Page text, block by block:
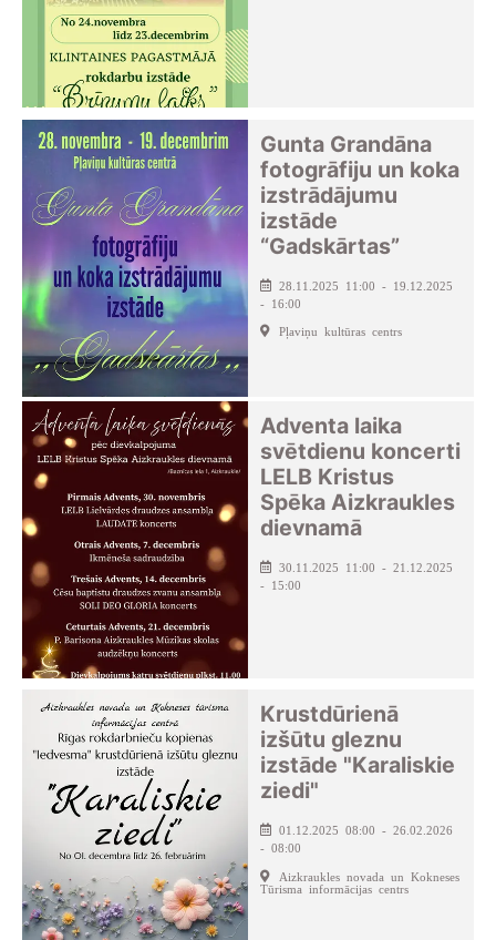
Gunta Grandāna
fotogrāfiju un koka
izstrādājumu
izstāde
“Gadskārtas”
28.11.2025 11:00 - 19.12.2025
- 16:00
Pļaviņu kultūras centrs
Adventa laika
svētdienu koncerti
LELB Kristus
Spēka Aizkraukles
dievnamā
30.11.2025 11:00 - 21.12.2025
- 15:00
Krustdūrienā
izšūtu gleznu
izstāde "Karaliskie
ziedi"
01.12.2025 08:00 - 26.02.2026
- 08:00
Aizkraukles novada un Kokneses
Tūrisma informācijas centrs